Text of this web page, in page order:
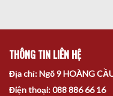
THÔNG TIN LIÊN HỆ
Địa chỉ: Ngõ 9 HOÀNG
Điện thoại: 088 886 66 16